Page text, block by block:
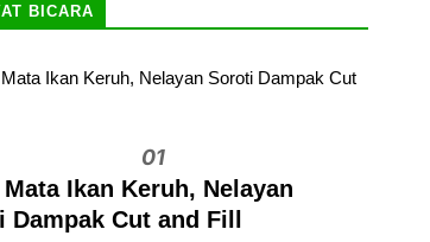
BICARA
01
Ikan Keruh, Nelayan
Dampak Cut and Fill